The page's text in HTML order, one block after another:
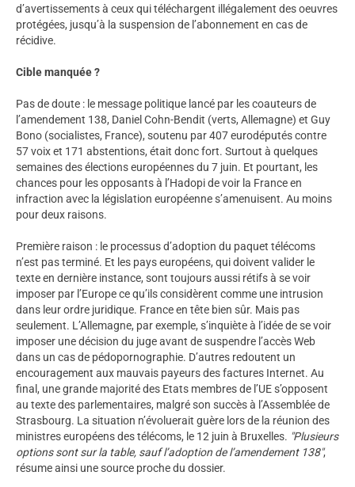
d’avertissements à ceux qui téléchargent illégalement des oeuvres
protégées, jusqu’à la suspension de l’abonnement en cas de
récidive.
Cible manquée ?
Pas de doute : le message politique lancé par les coauteurs de
l’amendement 138, Daniel Cohn-Bendit (verts, Allemagne) et Guy
Bono (socialistes, France), soutenu par 407 eurodéputés contre
57 voix et 171 abstentions, était donc fort. Surtout à quelques
semaines des élections européennes du 7 juin. Et pourtant, les
chances pour les opposants à l’Hadopi de voir la France en
infraction avec la législation européenne s’amenuisent. Au moins
pour deux raisons.
Première raison : le processus d’adoption du paquet télécoms
n’est pas terminé. Et les pays européens, qui doivent valider le
texte en dernière instance, sont toujours aussi rétifs à se voir
imposer par l’Europe ce qu’ils considèrent comme une intrusion
dans leur ordre juridique. France en tête bien sûr. Mais pas
seulement. L’Allemagne, par exemple, s’inquiète à l’idée de se voir
imposer une décision du juge avant de suspendre l’accès Web
dans un cas de pédopornographie. D’autres redoutent un
encouragement aux mauvais payeurs des factures Internet. Au
final, une grande majorité des Etats membres de l’UE s’opposent
au texte des parlementaires, malgré son succès à l’Assemblée de
Strasbourg. La situation n’évoluerait guère lors de la réunion des
ministres européens des télécoms, le 12 juin à Bruxelles. "Plusieurs
options sont sur la table, sauf l’adoption de l’amendement 138",
résume ainsi une source proche du dossier.